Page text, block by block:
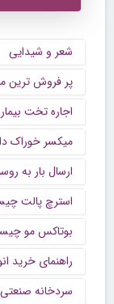
شعر و شیدایی
پر فروش ترین
اجاره تخت
میکسر خوراک
ارسال بار به روسیه |
استرچ پالت
بوتاکس مو
راهنمای خرید
سردخانه